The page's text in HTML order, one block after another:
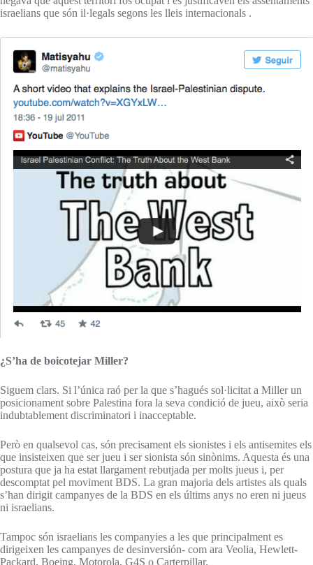
israelians que són il·legals segons les lleis internacionals .
¿S’ha de boicotejar Miller?
Siguem clars. Si l’única raó per la que s’hagués sol·licitat a Miller un
posicionament sobre Palestina fora la seva condició de jueu, això seria
indubtablement discriminatori i inacceptable.
Però en qualsevol cas, són precisament els sionistes i els antisemites els
que insisteixen que ser jueu i ser sionista són sinònims. Aquesta és una
postura que ja ha estat llargament rebutjada per molts jueus i, per
descomptat pel moviment BDS. La gran majoria dels artistes als quals
s’han dirigit campanyes de la BDS en els últims anys no eren ni jueus
ni israelians.
Tampoc són israelians les companyies a les que principalment es
dirigeixen les campanyes de desinversión- com ara Veolia, Hewlett-
Packard, Boeing, Motorola, G4S o Carterpillar.